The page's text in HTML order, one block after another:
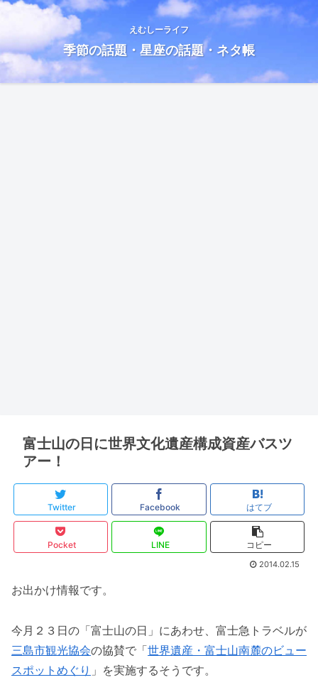
えむしーライフ
季節の話題・星座の話題・ネタ帳
富士山の日に世界文化遺産構成資産バスツ
アー！
Twitter Facebook はてブ
Pocket LINE コピー
2014.02.15
お出かけ情報です。
今月２３日の「富士山の日」にあわせ、富士急トラベルが
三島市観光協会の協賛で「世界遺産・富士山南麓のビュー
スポットめぐり 」を実施するそうです。